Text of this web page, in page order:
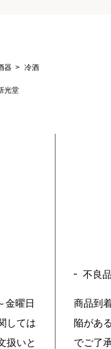
器 > 冷酒
光堂
金曜日
しては
扱いと
不良品
商品到
陥があ
でご了